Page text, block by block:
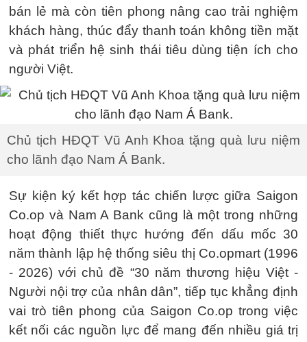
bán lẻ mà còn tiên phong nâng cao trải nghiệm
khách hàng, thúc đẩy thanh toán không tiền mặt
và phát triển hệ sinh thái tiêu dùng tiện ích cho
người Việt.
Chủ tịch HĐQT Vũ Anh Khoa tặng quà lưu niệm
cho lãnh đạo Nam Á Bank.
Sự kiện ký kết hợp tác chiến lược giữa Saigon
Co.op và Nam A Bank cũng là một trong những
hoạt động thiết thực hướng đến dấu mốc 30
năm thành lập hệ thống siêu thị Co.opmart (1996
- 2026) với chủ đề “30 năm thương hiệu Việt -
Người nội trợ của nhân dân”, tiếp tục khẳng định
vai trò tiên phong của Saigon Co.op trong việc
kết nối các nguồn lực để mang đến nhiều giá trị